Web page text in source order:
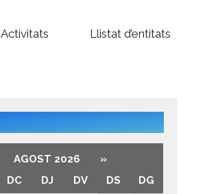
Activitats Llistat d’entitats
AGOST 2026
»
DC DJ DV DS DG